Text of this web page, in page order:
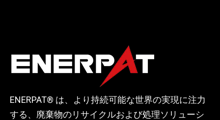
ENERPAT® は、より持続可能な世界の実現に注力
する、廃棄物のリサイクルおよび処理ソリューシ